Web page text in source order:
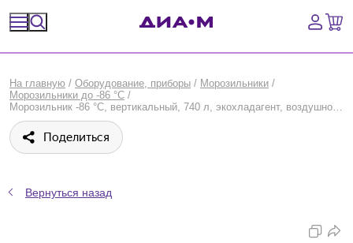
Оборудование, приборы
Расходные материалы, пластик, стекло
На главную / Оборудование, приборы / Морозильники /
Морозильники до -86 °C /
Морозильник -86 °С, вертикальный, 740 л, экохладагент, воздушное охлаждение, LED панель, 5 полок, ручка слева, CryoCube F740h, Eppendorf
Поделиться
Вернуться назад